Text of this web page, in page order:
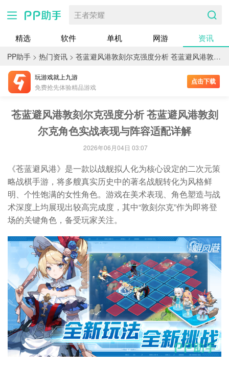
王者荣耀
精选 软件 单机 网游 资讯
PP助手 > 热门资讯 > 苍蓝避风港敦刻尔克强度分析 苍蓝避风港敦刻尔克角色实战表现与阵容适配详解
玩游戏就上九游
免费抢先体验精品游戏
点击下载
苍蓝避风港敦刻尔克强度分析 苍蓝避风港敦刻
尔克角色实战表现与阵容适配详解
2026年06月04日 03:07
《苍蓝避风港》是一款以战舰拟人化为核心设定的二次元策
略战棋手游，将多艘真实历史中的著名战舰转化为风格鲜
明、个性饱满的女性角色。游戏在美术表现、角色塑造与战
术深度上均展现出较高完成度，其中“敦刻尔克”作为即将登
场的关键角色，备受玩家关注。